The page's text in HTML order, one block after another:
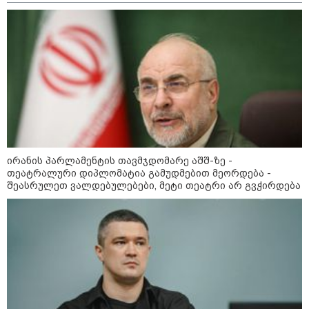
10:58 / 06-08-2026
"დადგება დრო და თქვენი დღევანდელი
"პოსტაობა" საკუთარ თავთან
შეგარცხვენთ... თქვენი შეცდომა არის
დანაშაულის ტოლფასი" - ეკა კუპატაძე
ნანუკა ჟორჟოლიანს
ირანის პარლამენტის თავმჯდომარე აშშ-ზე -
თეატრალური დიპლომატია გამუდმებით მეორდება -
შეასრულეთ ვალდებულებები, მეტი თეატრი არ გვჭირდება